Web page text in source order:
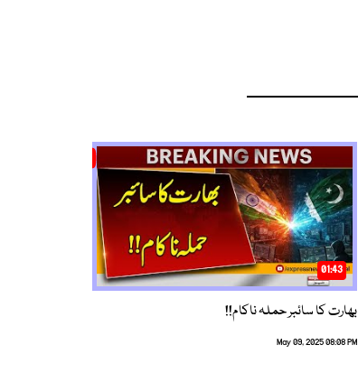
01:43
بھارت کا سائبر حملہ ناکام!!
May 09, 2025 08:08 PM